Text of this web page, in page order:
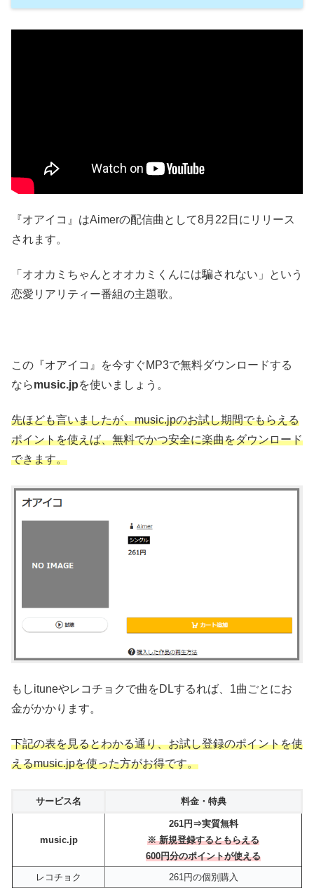
『オアイコ』はAimerの配信曲として8月22日にリリース
されます。
「オオカミちゃんとオオカミくんには騙されない」という
恋愛リアリティー番組の主題歌。
この『オアイコ』を今すぐMP3で無料ダウンロードする
ならmusic.jpを使いましょう。
先ほども言いましたが、music.jpのお試し期間でもらえる
ポイントを使えば、無料でかつ安全に楽曲をダウンロード
できます。
もしituneやレコチョクで曲をDLするれば、1曲ごとにお
金がかかります。
下記の表を見るとわかる通り、お試し登録のポイントを使
えるmusic.jpを使った方がお得です。
サービス名 料金・特典
music.jp
261円⇒実質無料
※ 新規登録するともらえる
600円分のポイントが使える
レコチョク
261円の個別購入